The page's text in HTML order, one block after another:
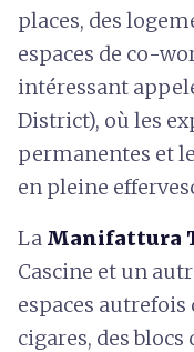
places, des
espaces de co-
intéressant
District), où les
permanentes et
en pleine
La Manifattura
Cascine et un
espaces
cigares, des